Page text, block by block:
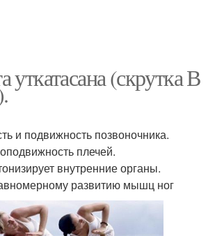
уткатасана (скрутка В
и подвижность позвоночника.
плечей.
внутренние органы.
развитию мышц ног